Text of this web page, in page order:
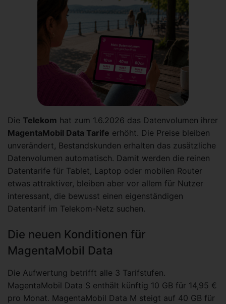
Die Telekom hat zum 1.6.2026 das Datenvolumen ihrer
MagentaMobil Data Tarife erhöht. Die Preise bleiben
unverändert, Bestandskunden erhalten das zusätzliche
Datenvolumen automatisch. Damit werden die reinen
Datentarife für Tablet, Laptop oder mobilen Router
etwas attraktiver, bleiben aber vor allem für Nutzer
interessant, die bewusst einen eigenständigen
Datentarif im Telekom-Netz suchen.
Die neuen Konditionen für
MagentaMobil Data
Die Aufwertung betrifft alle 3 Tarifstufen.
MagentaMobil Data S enthält künftig 10 GB für 14,95 €
pro Monat. MagentaMobil Data M steigt auf 40 GB für